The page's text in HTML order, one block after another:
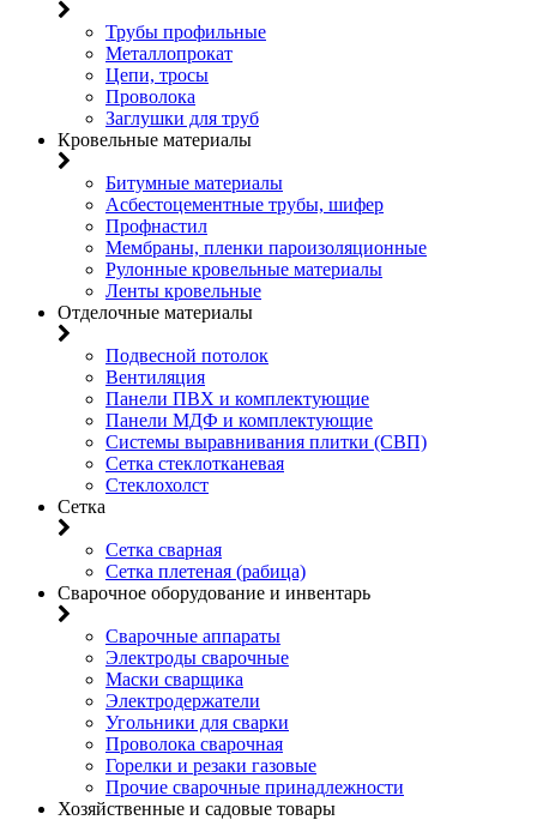
Трубы профильные
Металлопрокат
Цепи, тросы
Проволока
Заглушки для труб
Кровельные материалы
Битумные материалы
Асбестоцементные трубы, шифер
Профнастил
Мембраны, пленки пароизоляционные
Рулонные кровельные материалы
Ленты кровельные
Отделочные материалы
Подвесной потолок
Вентиляция
Панели ПВХ и комплектующие
Панели МДФ и комплектующие
Системы выравнивания плитки (СВП)
Сетка стеклотканевая
Стеклохолст
Сетка
Сетка сварная
Сетка плетеная (рабица)
Сварочное оборудование и инвентарь
Сварочные аппараты
Электроды сварочные
Маски сварщика
Электродержатели
Угольники для сварки
Проволока сварочная
Горелки и резаки газовые
Прочие сварочные принадлежности
Хозяйственные и садовые товары